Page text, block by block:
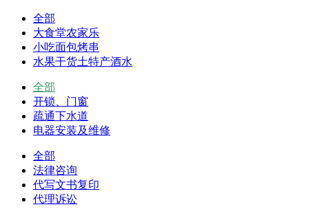
全部
大食堂农家乐
小吃面包烤串
水果干货土特产酒水
全部
开锁、门窗
疏通下水道
电器安装及维修
全部
法律咨询
代写文书复印
代理诉讼